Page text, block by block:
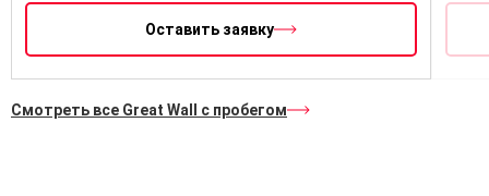
сиденье переднего пассажира с
подлокотником
стеклоподъемников: 4 двери
тонированные стекла задних
Оставить заявку
Смотреть все Great Wall с пробегом